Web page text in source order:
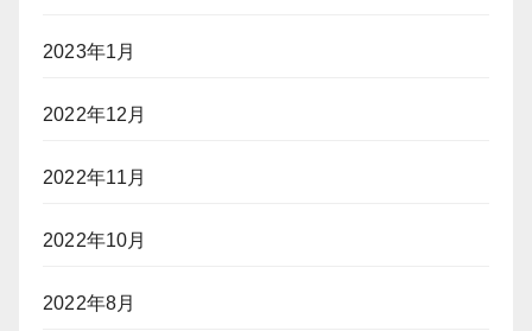
2023年1月
2022年12月
2022年11月
2022年10月
2022年8月